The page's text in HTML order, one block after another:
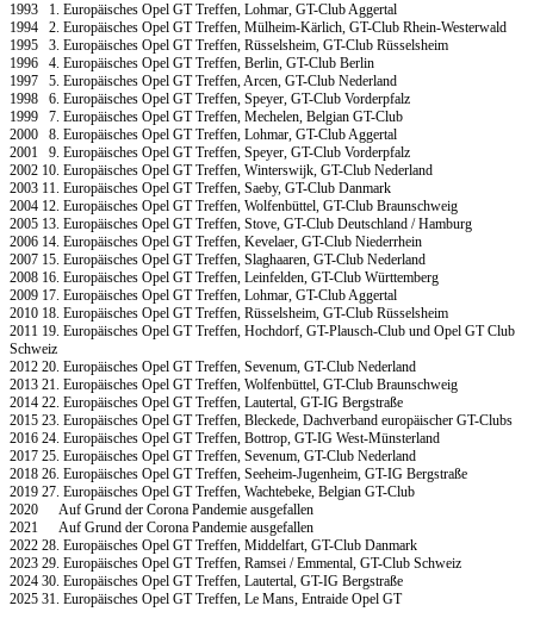
1993 1. Europäisches Opel GT Treffen, Lohmar, GT-Club Aggertal
1994 2. Europäisches Opel GT Treffen, Mülheim-Kärlich, GT-Club Rhein-Westerwald
1995 3. Europäisches Opel GT Treffen, Rüsselsheim, GT-Club Rüsselsheim
1996 4. Europäisches Opel GT Treffen, Berlin, GT-Club Berlin
1997 5. Europäisches Opel GT Treffen, Arcen, GT-Club Nederland
1998 6. Europäisches Opel GT Treffen, Speyer, GT-Club Vorderpfalz
1999 7. Europäisches Opel GT Treffen, Mechelen, Belgian GT-Club
2000 8. Europäisches Opel GT Treffen, Lohmar, GT-Club Aggertal
2001 9. Europäisches Opel GT Treffen, Speyer, GT-Club Vorderpfalz
2002 10. Europäisches Opel GT Treffen, Winterswijk, GT-Club Nederland
2003 11. Europäisches Opel GT Treffen, Saeby, GT-Club Danmark
2004 12. Europäisches Opel GT Treffen, Wolfenbüttel, GT-Club Braunschweig
2005 13. Europäisches Opel GT Treffen, Stove, GT-Club Deutschland / Hamburg
2006 14. Europäisches Opel GT Treffen, Kevelaer, GT-Club Niederrhein
2007 15. Europäisches Opel GT Treffen, Slaghaaren, GT-Club Nederland
2008 16. Europäisches Opel GT Treffen, Leinfelden, GT-Club Württemberg
2009 17. Europäisches Opel GT Treffen, Lohmar, GT-Club Aggertal
2010 18. Europäisches Opel GT Treffen, Rüsselsheim, GT-Club Rüsselsheim
2011 19. Europäisches Opel GT Treffen, Hochdorf, GT-Plausch-Club und Opel GT Club
Schweiz
2012 20. Europäisches Opel GT Treffen, Sevenum, GT-Club Nederland
2013 21. Europäisches Opel GT Treffen, Wolfenbüttel, GT-Club Braunschweig
2014 22. Europäisches Opel GT Treffen, Lautertal, GT-IG Bergstraße
2015 23. Europäisches Opel GT Treffen, Bleckede, Dachverband europäischer GT-Clubs
2016 24. Europäisches Opel GT Treffen, Bottrop, GT-IG West-Münsterland
2017 25. Europäisches Opel GT Treffen, Sevenum, GT-Club Nederland
2018 26. Europäisches Opel GT Treffen, Seeheim-Jugenheim, GT-IG Bergstraße
2019 27. Europäisches Opel GT Treffen, Wachtebeke, Belgian GT-Club
2020 Auf Grund der Corona Pandemie ausgefallen
2021 Auf Grund der Corona Pandemie ausgefallen
2022 28. Europäisches Opel GT Treffen, Middelfart, GT-Club Danmark
2023 29. Europäisches Opel GT Treffen, Ramsei / Emmental, GT-Club Schweiz
2024 30. Europäisches Opel GT Treffen, Lautertal, GT-IG Bergstraße
2025 31. Europäisches Opel GT Treffen, Le Mans, Entraide Opel GT